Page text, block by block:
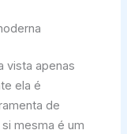
vista apenas
ela é
de
si mesma é um